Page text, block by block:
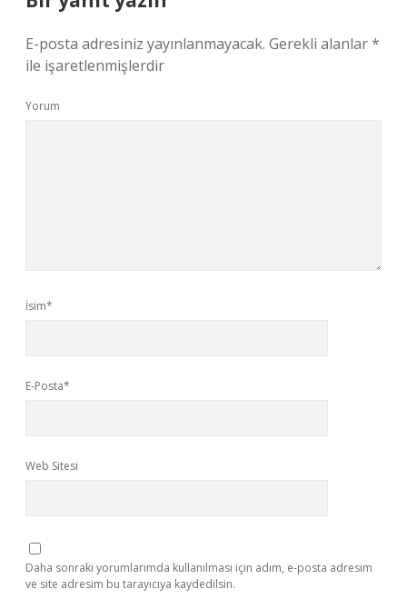
E-posta adresiniz yayınlanmayacak. Gerekli alanlar*
ile işaretlenmişlerdir
Yorum
İsim*
E-Posta*
Web Sitesi
Daha sonraki yorumlarımda kullanılması için adım, e-posta adresim
ve site adresim bu tarayıcıya kaydedilsin.